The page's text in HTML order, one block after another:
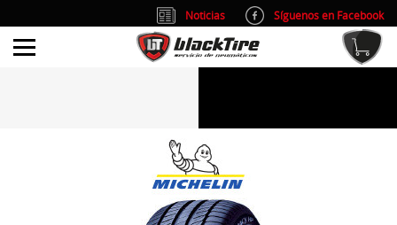
Noticias
Síguenos en Facebook
info@blacktire.es
Atención al cliente: L/V 9:00-14:00 y 15:00-19:00